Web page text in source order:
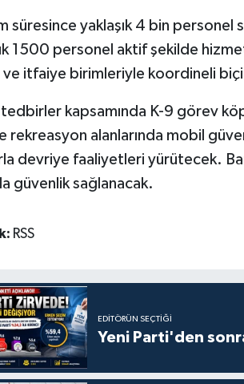
süresince yaklaşık 4 bin personel
1500 personel aktif şekilde
ve itfaiye birimleriyle koordineli
tedbirler kapsamında K-9 görev
rekreasyon alanlarında mobil
devriye faaliyetleri yürütecek.
güvenlik sağlanacak.
RSS
EDITÖRÜN SEÇTIĞI
Yeni Parti'den